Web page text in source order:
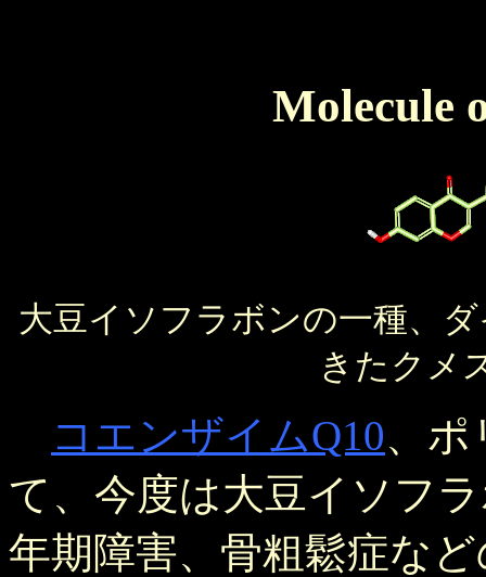
Molecule
大豆イソフラボンの一種、
きたクメ
コエンザイムQ10、ポ
て、今度は大豆イソフ
年期障害、骨粗鬆症な